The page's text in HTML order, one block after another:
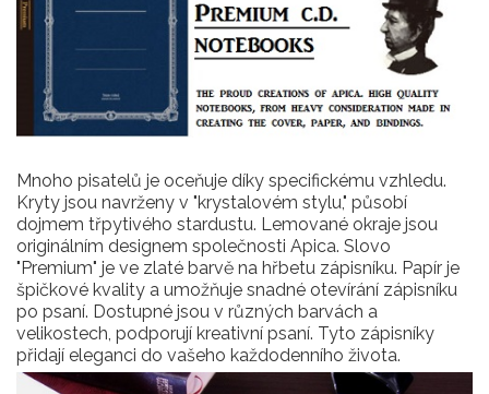
Mnoho pisatelů je oceňuje díky specifickému vzhledu.
Kryty jsou navrženy v "krystalovém stylu," působí
dojmem třpytivého stardustu. Lemované okraje jsou
originálním designem společnosti Apica. Slovo
"Premium" je ve zlaté barvě na hřbetu zápisníku. Papír je
špičkové kvality a umožňuje snadné otevírání zápisníku
po psaní. Dostupné jsou v různých barvách a
velikostech, podporují kreativní psaní. Tyto zápisníky
přidají eleganci do vašeho každodenního života.